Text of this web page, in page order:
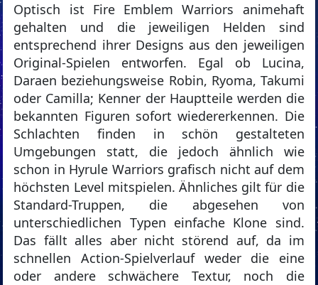
Optisch ist Fire Emblem Warriors animehaft
gehalten und die jeweiligen Helden sind
entsprechend ihrer Designs aus den jeweiligen
Original-Spielen entworfen. Egal ob Lucina,
Daraen beziehungsweise Robin, Ryoma, Takumi
oder Camilla; Kenner der Hauptteile werden die
bekannten Figuren sofort wiedererkennen. Die
Schlachten finden in schön gestalteten
Umgebungen statt, die jedoch ähnlich wie
schon in Hyrule Warriors grafisch nicht auf dem
höchsten Level mitspielen. Ähnliches gilt für die
Standard-Truppen, die abgesehen von
unterschiedlichen Typen einfache Klone sind.
Das fällt alles aber nicht störend auf, da im
schnellen Action-Spielverlauf weder die eine
oder andere schwächere Textur, noch die